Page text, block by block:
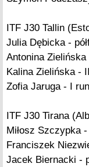
ITF J30 Tallin
Julia Dębicka -
Antonina Zielińska
Kalina Zielińska -
Zofia Jaruga - I
ITF J30 Tirana
Miłosz Szczypka
Franciszek
Jacek Biernacki -